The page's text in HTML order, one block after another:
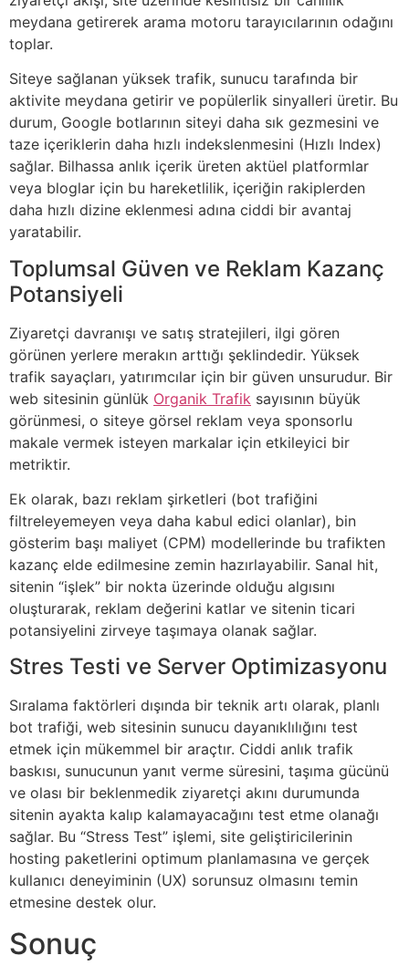
meydana getirerek arama motoru tarayıcılarının odağını
toplar.
Siteye sağlanan yüksek trafik, sunucu tarafında bir
aktivite meydana getirir ve popülerlik sinyalleri üretir. Bu
durum, Google botlarının siteyi daha sık gezmesini ve
taze içeriklerin daha hızlı indekslenmesini (Hızlı Index)
sağlar. Bilhassa anlık içerik üreten aktüel platformlar
veya bloglar için bu hareketlilik, içeriğin rakiplerden
daha hızlı dizine eklenmesi adına ciddi bir avantaj
yaratabilir.
Toplumsal Güven ve Reklam Kazanç
Potansiyeli
Ziyaretçi davranışı ve satış stratejileri, ilgi gören
görünen yerlere merakın arttığı şeklindedir. Yüksek
trafik sayaçları, yatırımcılar için bir güven unsurudur. Bir
web sitesinin günlük Organik Trafik sayısının büyük
görünmesi, o siteye görsel reklam veya sponsorlu
makale vermek isteyen markalar için etkileyici bir
metriktir.
Ek olarak, bazı reklam şirketleri (bot trafiğini
filtreleyemeyen veya daha kabul edici olanlar), bin
gösterim başı maliyet (CPM) modellerinde bu trafikten
kazanç elde edilmesine zemin hazırlayabilir. Sanal hit,
sitenin “işlek” bir nokta üzerinde olduğu algısını
oluşturarak, reklam değerini katlar ve sitenin ticari
potansiyelini zirveye taşımaya olanak sağlar.
Stres Testi ve Server Optimizasyonu
Sıralama faktörleri dışında bir teknik artı olarak, planlı
bot trafiği, web sitesinin sunucu dayanıklılığını test
etmek için mükemmel bir araçtır. Ciddi anlık trafik
baskısı, sunucunun yanıt verme süresini, taşıma gücünü
ve olası bir beklenmedik ziyaretçi akını durumunda
sitenin ayakta kalıp kalamayacağını test etme olanağı
sağlar. Bu “Stress Test” işlemi, site geliştiricilerinin
hosting paketlerini optimum planlamasına ve gerçek
kullanıcı deneyiminin (UX) sorunsuz olmasını temin
etmesine destek olur.
Sonuç